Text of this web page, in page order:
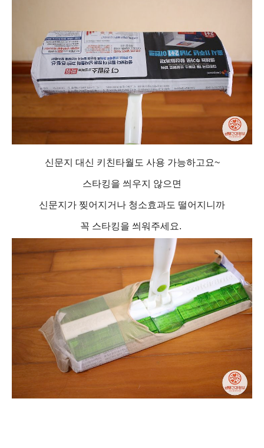
신문지 대신 키친타월도 사용 가능하고요~
스타킹을 씌우지 않으면
신문지가 찢어지거나 청소효과도 떨어지니까
꼭 스타킹을 씌워주세요.